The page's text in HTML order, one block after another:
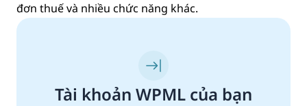
đơn thuế và nhiều chức năng khác.
Tài khoản WPML của bạn